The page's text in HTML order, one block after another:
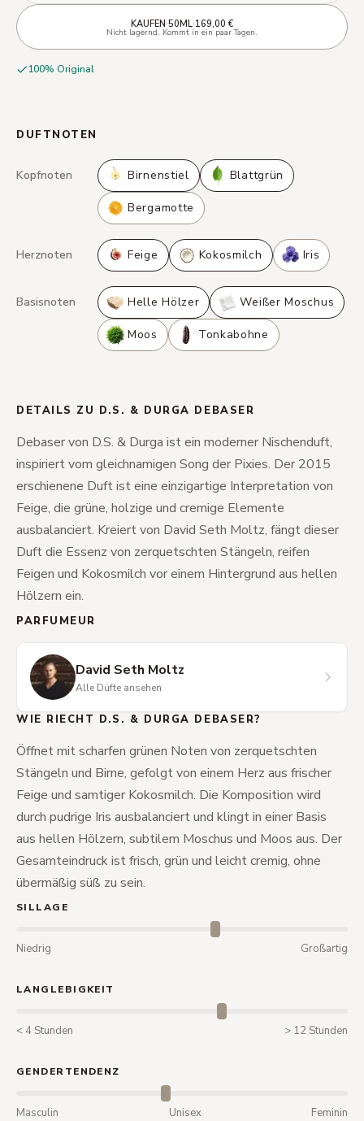
KAUFEN·50ML·169,00 €
Nicht lagernd. Kommt in ein paar Tagen.
100% Original
DUFTNOTEN
Kopfnoten Birnenstiel Blattgrün
Bergamotte
Herznoten Feige Kokosmilch Iris
Basisnoten Helle Hölzer Weißer Moschus
Moos Tonkabohne
DETAILS ZU D.S. & DURGA DEBASER
Debaser von D.S. & Durga ist ein moderner Nischenduft,
inspiriert vom gleichnamigen Song der Pixies. Der 2015
erschienene Duft ist eine einzigartige Interpretation von
Feige, die grüne, holzige und cremige Elemente
ausbalanciert. Kreiert von David Seth Moltz, fängt dieser
Duft die Essenz von zerquetschten Stängeln, reifen
Feigen und Kokosmilch vor einem Hintergrund aus hellen
Hölzern ein.
PARFUMEUR
David Seth Moltz
Alle Düfte ansehen
WIE RIECHT D.S. & DURGA DEBASER?
Öffnet mit scharfen grünen Noten von zerquetschten
Stängeln und Birne, gefolgt von einem Herz aus frischer
Feige und samtiger Kokosmilch. Die Komposition wird
durch pudrige Iris ausbalanciert und klingt in einer Basis
aus hellen Hölzern, subtilem Moschus und Moos aus. Der
Gesamteindruck ist frisch, grün und leicht cremig, ohne
übermäßig süß zu sein.
SILLAGE
Niedrig Großartig
LANGLEBIGKEIT
< 4 Stunden > 12 Stunden
GENDERTENDENZ
Masculin Unisex Feminin